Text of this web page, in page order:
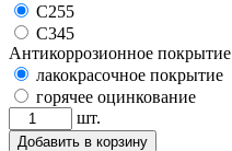
С255
С345
Антикоррозионное покрытие
лакокрасочное покрытие
горячее оцинкование
шт.
Добавить в корзину